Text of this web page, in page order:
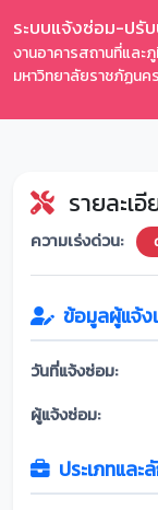
ระบบแจ้งซ่อม-ปรั
งานอาคารสถานที่และ
มหาวิทยาลัยราชภัฏนค
รายละเ
ความเร่งด่วน:
ข้อมูลผู้แจ้ง
วันที่แจ้งซ่อม:
ผู้แจ้งซ่อม:
ประเภทแล